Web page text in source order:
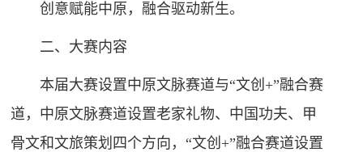
创意赋能中原，融合驱动新生。
二、大赛内容
本届大赛设置中原文脉赛道与“文创+”融合赛
道，中原文脉赛道设置老家礼物、中国功夫、甲
骨文和文旅策划四个方向，“文创+”融合赛道设置